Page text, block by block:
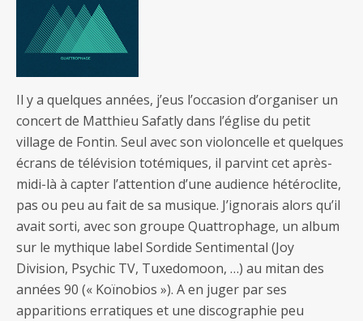
Il y a quelques années, j’eus l’occasion d’organiser un
concert de Matthieu Safatly dans l’église du petit
village de Fontin. Seul avec son violoncelle et quelques
écrans de télévision totémiques, il parvint cet après-
midi-là à capter l’attention d’une audience hétéroclite,
pas ou peu au fait de sa musique. J’ignorais alors qu’il
avait sorti, avec son groupe Quattrophage, un album
sur le mythique label Sordide Sentimental (Joy
Division, Psychic TV, Tuxedomoon, …) au mitan des
années 90 (« Koïnobios »). A en juger par ses
apparitions erratiques et une discographie peu